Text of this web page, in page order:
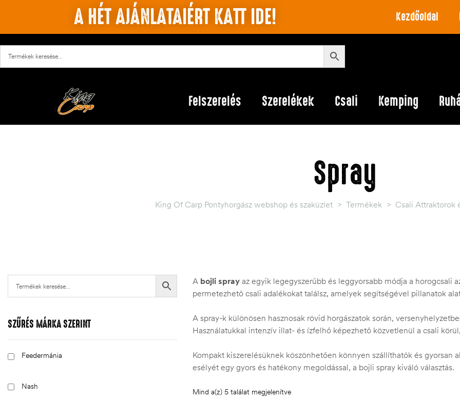
A HÉT AJÁNLATAIÉRT KATT IDE! Kezdőoldal
Felszerelés Szerelékek Csali Kemping
Spray
King Of Carp Pontyhorgász webshop és szaküzlet > Termékek > Csali Attraktorok
A bojli spray az egyik legegyszerűbb és leggyorsabb módja a horogcsali
permetezhető csali adalékokat találsz, amelyek segítségével pillanatok
A spray-k különösen hasznosak rövid horgászatok során,
Használatukkal intenzív illat- és ízfelhő képezhető közvetlenül a csali
Kompakt kiszerelésüknek köszönhetően könnyen szállíthatók és gyorsan
esélyét egy gyors és hatékony megoldással, a bojli spray kiváló választás.
Mind a(z) 5 találat megjelenítve
SZŰRÉS MÁRKA SZERINT
Feedermánia
Nash